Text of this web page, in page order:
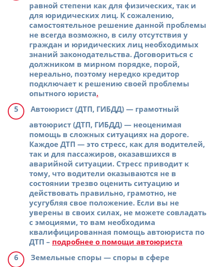
равной степени как для физических, так и
для юридических лиц. К сожалению,
самостоятельное решение данной проблемы
не всегда возможно, в силу отсутствия у
граждан и юридических лиц необходимых
знаний законодательства. Договориться с
должником в мирном порядке, порой,
нереально, поэтому нередко кредитор
подключает к решению своей проблемы
опытного юриста.
Автоюрист (ДТП, ГИБДД) — грамотный
автоюрист (ДТП, ГИБДД) — неоценимая
помощь в сложных ситуациях на дороге.
Каждое ДТП — это стресс, как для водителей,
так и для пассажиров, оказавшихся в
аварийной ситуации. Стресс приводит к
тому, что водители оказываются не в
состоянии трезво оценить ситуацию и
действовать правильно, грамотно, не
усугубляя свое положение. Если вы не
уверены в своих силах, не можете совладать
с эмоциями, то вам необходима
квалифицированная помощь автоюриста по
ДТП – подробнее о помощи автоюриста
Земельные споры — споры в сфере